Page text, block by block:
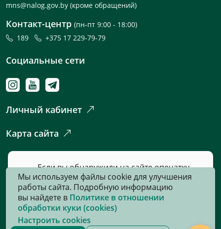
mns@nalog.gov.by (кроме обращений)
Контакт-центр (пн-пт 9:00 - 18:00)
189
+375 17 229-79-79
Социальные сети
Личный кабинет
Карта сайта
Если вы обнаружили на сайте опечатку
или неточность, пожалуйста, нажмите
сюдаи сообщите нам об этом.
© 2026, Все права защищены
Мы используем файлы cookie для улучшения
работы сайта. Подробную информацию
вы найдете в Политике в отношении
обработки куки (cookies)
Настроить cookies